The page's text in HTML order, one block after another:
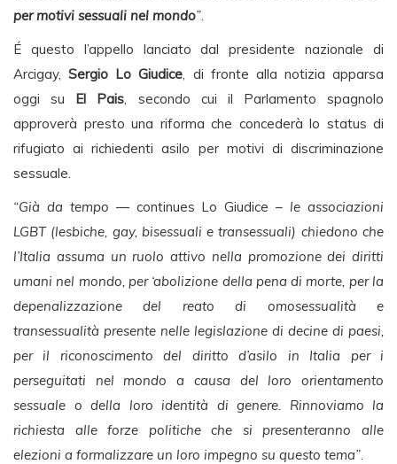
per motivi sessuali nel mondo”.
É questo l’appello lanciato dal presidente nazionale di
Arcigay,Sergio Lo Giudice, di fronte alla notizia apparsa
oggi su El Pais, secondo cui il Parlamento spagnolo
approverà presto una riforma che concederà lo status di
rifugiato ai richiedenti asilo per motivi di discriminazione
sessuale.
“Già da tempo — continues Lo Giudice – le associazioni
LGBT (lesbiche, gay, bisessuali e transessuali) chiedono che
l’Italia assuma un ruolo attivo nella promozione dei diritti
umani nel mondo, per ‘abolizione della pena di morte, per la
depenalizzazione del reato di omosessualità e
transessualità presente nelle legislazione di decine di paesi,
per il riconoscimento del diritto d’asilo in Italia per i
perseguitati nel mondo a causa del loro orientamento
sessuale o della loro identità di genere. Rinnoviamo la
richiesta alle forze politiche che si presenteranno alle
elezioni a formalizzare un loro impegno su questo tema”.